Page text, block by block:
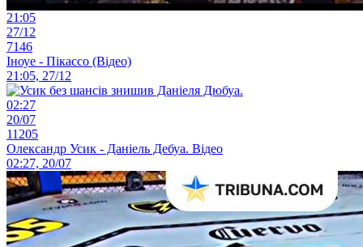
21:05
27/12
7146
Іноуе - Пікассо (Відео)
21:05, 27/12
02:27
20/07
11205
Олександр Усик - Даніель Дебуа. Відео
02:27, 20/07